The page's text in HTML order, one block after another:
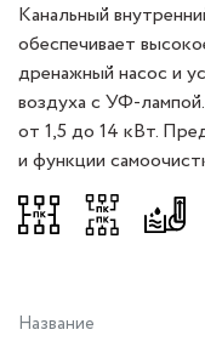
Канальный
обеспечивает
дренажный насос и
воздуха с УФ-
от 1,5 до 14 кВт.
и функции
Название